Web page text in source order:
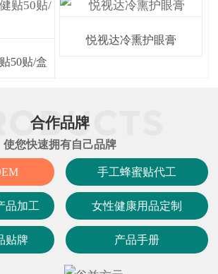
50贴/盒
悦视达冷熏护眼膏
合作品牌
使您快速拥有自己品牌
手工蜂蜜贴代工
品加工 女性健康用品定制
贴牌 产品手册